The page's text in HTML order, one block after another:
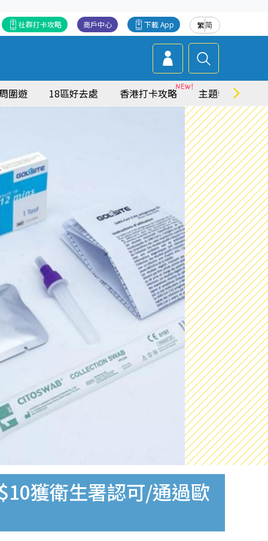
繁简
下載 App
商戶中心
社群打卡攻略
圍遊 18區好去處 香港打卡攻略 主題特集
獲衛生署認可/通過歐